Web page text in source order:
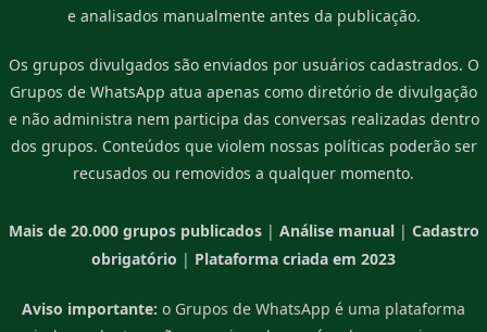
e analisados manualmente antes da publicação.
Os grupos divulgados são enviados por usuários cadastrados. O
Grupos de WhatsApp atua apenas como diretório de divulgação
e não administra nem participa das conversas realizadas dentro
dos grupos. Conteúdos que violem nossas políticas poderão ser
recusados ou removidos a qualquer momento.
Mais de 20.000 grupos publicados| Análise manual| Cadastro
obrigatório | Plataforma criada em 2023
Aviso importante: o Grupos de WhatsApp é uma plataforma